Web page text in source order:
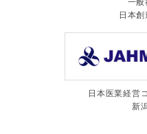
一般
日本
日本医業経営
新